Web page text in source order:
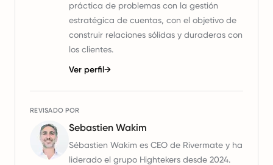
práctica de problemas con la gestión
estratégica de cuentas, con el objetivo de
construir relaciones sólidas y duraderas con
los clientes.
Ver perfil→
REVISADO POR
Sebastien Wakim
Sébastien Wakim es CEO de Rivermate y ha
liderado el grupo Hightekers desde 2024.